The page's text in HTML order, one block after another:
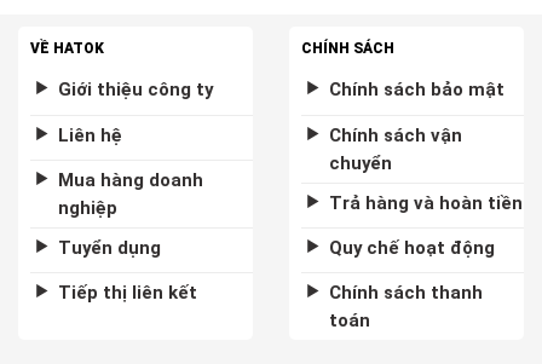
VỀ HATOK
Giới thiệu công ty
Liên hệ
Mua hàng doanh
nghiệp
Tuyển dụng
Tiếp thị liên kết
CHÍNH SÁCH
Chính sách bảo mật
Chính sách vận
chuyển
Trả hàng và hoàn tiền
Quy chế hoạt động
Chính sách thanh
toán